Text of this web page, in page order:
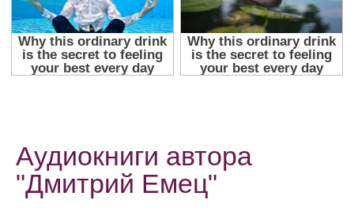
Аудиокниги автора
"Дмитрий Емец"